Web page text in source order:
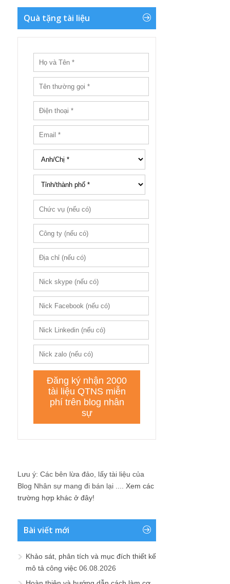
Quà tặng tài liệu
Lưu ý: Các bên lừa đảo, lấy tài liệu của
Blog Nhân sự mang đi bán lại .... Xem các
trường hợp khác ở đây!
Bài viết mới
Khảo sát, phân tích và mục đích thiết kế
mô tả công việc 06.08.2026